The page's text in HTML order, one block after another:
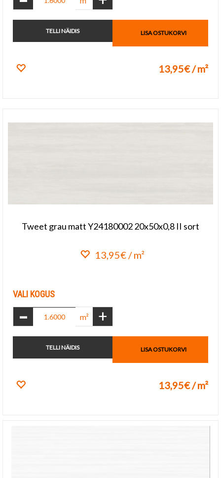
TELLI NÄIDIS LISA OSTUKORVI
13,95€ / m²
Tweet grau matt Y24180002 20x50x0,8 II sort
13,95€ / m²
VALI KOGUS
- m² +
TELLI NÄIDIS LISA OSTUKORVI
13,95€ / m²